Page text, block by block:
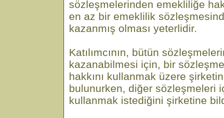
sözleşmelerinden emekliliğe
en az bir emeklilik
kazanmış olması yeterlidir.
Katılımcının, bütün
kazanabilmesi için, bir
hakkını kullanmak üzere
bulunurken, diğer sözleşmeleri
kullanmak istediğini şirketine